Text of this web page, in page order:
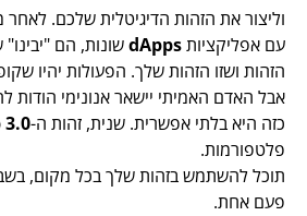
וליצור את הזהות הדיגיטלית שלכם. לאחר
עם אפליקציותdAppsשונות, הם "יבינו"
הזהות ושזו הזהות שלך. הפעולות יהיו
אבל האדם האמיתי יישאר אנונימי הודות
כזה היא בלתי אפשרית. שנית, זהות ה-3.0
פלטפורמות.
תוכל להשתמש בזהות שלך בכל מקום,
פעם אחת.